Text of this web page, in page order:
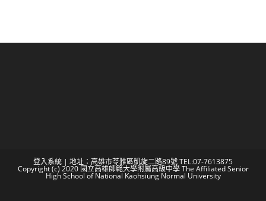
登入系統 | 地址：高雄市苓雅區凱旋二路89號 TEL:07-7613875
Copyright (c) 2020 國立高雄師範大學附屬高級中學 The Affiliated Senior
High School of National Kaohsiung Normal University